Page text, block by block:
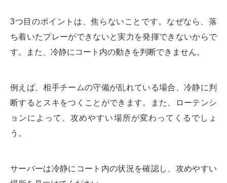
3つ目のポイントは、焦らないことです。なぜなら、落
ち着いたプレーができないと実力を発揮できないからで
す。また、冷静にコート内の動きを判断できません。
例えば、相手チームの守備が乱れている場合、冷静に判
断するとスキをつくことができます。また、ローテンシ
ョンによって、攻めやすい場所が変わってくるでしょ
う。
サーバーは冷静にコート内の状況を確認し、攻めやすい